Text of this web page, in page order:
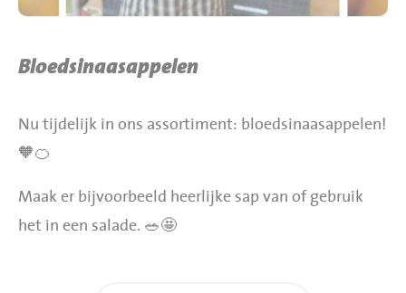
Bloedsinaasappelen
Nu tijdelijk in ons assortiment: bloedsinaasappelen!
🧡🍊
Maak er bijvoorbeeld heerlijke sap van of gebruik
het in een salade. 🥗🤩